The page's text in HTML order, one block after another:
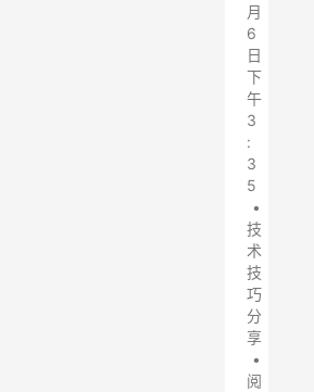
月
6
日
下
午
3
:
3
5
•
技
术
技
巧
分
享
•
阅